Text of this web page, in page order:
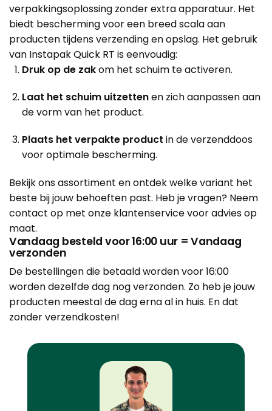
verpakkingsoplossing zonder extra apparatuur. Het
biedt bescherming voor een breed scala aan
producten tijdens verzending en opslag. Het gebruik
van Instapak Quick RT is eenvoudig:
Druk op de zakom het schuim te activeren.
Laat het schuim uitzettenen zich aanpassen aan
de vorm van het product.
Plaats het verpakte product in de verzenddoos
voor optimale bescherming.
Bekijk ons assortiment en ontdek welke variant het
beste bij jouw behoeften past. Heb je vragen? Neem
contact op met onze klantenservice voor advies op
maat.
Vandaag besteld voor 16:00 uur = Vandaag
verzonden
De bestellingen die betaald worden voor 16:00
worden dezelfde dag nog verzonden. Zo heb je jouw
producten meestal de dag erna al in huis. En dat
zonder verzendkosten!